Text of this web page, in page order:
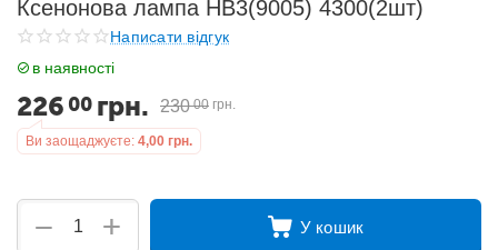
Ксенонова лампа HB3(9005) 4300(2шт)
Написати відгук
в наявності
226 00 грн. 230 00 грн.
Ви заощаджуєте: 4,00 грн.
+
− У кошик